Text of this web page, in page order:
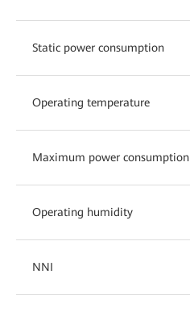
Static power consumption
Operating temperature
Maximum power consumption
Operating humidity
NNI